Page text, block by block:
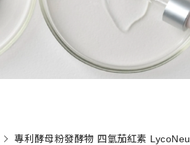
專利酵母粉發酵物 四氫茄紅素 LycoNeu